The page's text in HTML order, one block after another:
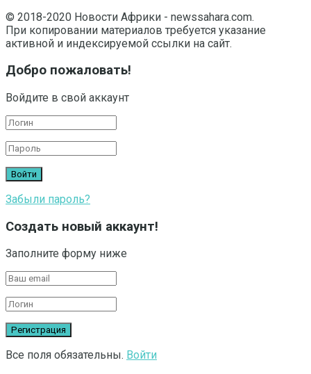
© 2018-2020 Новости Африки - newssahara.com.
При копировании материалов требуется указание
активной и индексируемой ссылки на сайт.
Добро пожаловать!
Войдите в свой аккаунт
Забыли пароль?
Создать новый аккаунт!
Заполните форму ниже
Все поля обязательны. Войти